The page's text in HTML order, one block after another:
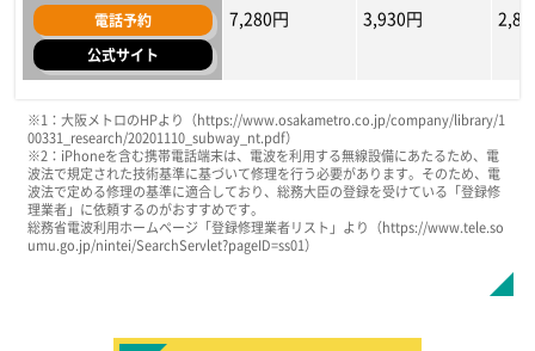
電話予約
公式サイト
7,280円 3,930円
店舗名 iphone11 iphoneX
スマホスピタル天王寺店
電話予約
公式サイト
4,880円 3,700円 900
iPhone修理救急便 天王寺
公式サイト
店舗名 iphone11 iphoneX
スマホスピタル天王寺店
電話予約
公式サイト
5,400円 5,000円
iPhone修理救急便 天王寺
公式サイト
店舗名 iphone11 iphoneX
スマホスピタル天王寺店
電話予約
公式サイト
10,900円 8,400円
iPhone修理救急便 天王寺
公式サイト
HP
※1：大阪メトロのHPより（https://www.osakametro.co.jp/company/library/1
00331_research/20201110_subway_nt.pdf）
※2：iPhoneを含む携帯電話端末は、電波を利用する無線設備にあたるため、電
波法で規定された技術基準に基づいて修理を行う必要があります。そのため、電
波法で定める修理の基準に適合しており、総務大臣の登録を受けている「登録修
理業者」に依頼するのがおすすめです。
総務省電波利用ホームページ「登録修理業者リスト」より（https://www.tele.so
umu.go.jp/nintei/SearchServlet?pageID=ss01）